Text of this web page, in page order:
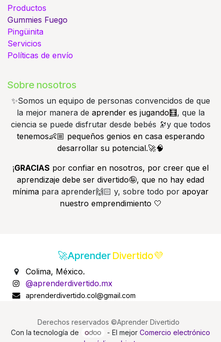
Productos
Gummies Fuego
Pingüinita
Servicios
Políticas de envío
Sobre nosotros
✨️Somos un equipo de personas convencidos de que
la mejor manera de aprender es jugando🧮, que la
ciencia se puede disfrutar desde bebés 🔭y que todos
tenemos👶🏼 pequeños genios en casa esperando
desarrollar su potencial.🚀🧠
¡GRACIAS por confiar en nosotros, por creer que el
aprendizaje debe ser divertido🤪, que no hay edad
mínima para aprender🙌🏻 y, sobre todo por apoyar
nuestro emprendimiento 🤍
🚀Aprender Divertido💜
Colima, México.
@aprenderdivertido.mx
aprenderdivertido.col@gmail.com
Derechos reservados ©Aprender Divertido
Con la tecnología de
- El mejor Comercio electrónico